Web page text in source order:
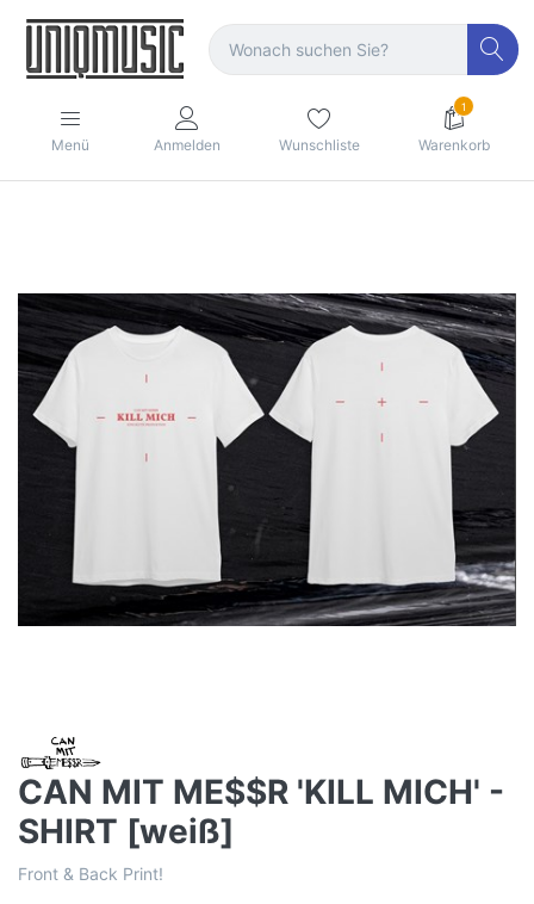
Menü Anmelden Wunschliste
1
Warenkorb
CAN MIT ME$$R 'KILL MICH' -
SHIRT [weiß]
Front & Back Print!